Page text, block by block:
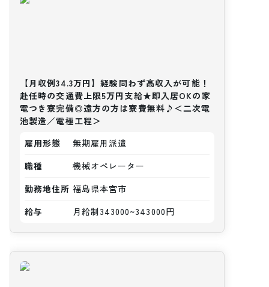
【月収例34.3万円】経験問わず高収入が可能！
赴任時の交通費上限5万円支給★即入居OKの家
電つき寮完備◎遠方の方は寮費無料♪＜二次電
池製造／電極工程＞
雇用形態
無期雇用派遣
職種
機械オペレーター
勤務地住所 福島県本宮市
給与
月給制343000~343000円